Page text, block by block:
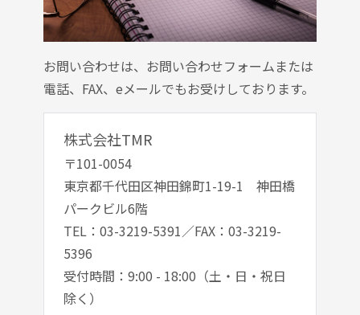
お問い合わせは、お問い合わせフォームまたは
電話、FAX、eメールでもお受けしております。
株式会社TMR
〒101-0054
東京都千代田区神田錦町1-19-1 神田橋
パークビル6階
TEL：03-3219-5391／FAX：03-3219-
5396
受付時間：9:00 - 18:00（土・日・祝日
除く）